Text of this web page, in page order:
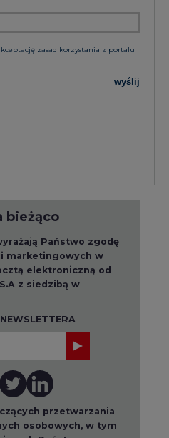
zasad korzystania z portalu
wyślij
bieżąco
Państwo zgodę
marketingowych w
elektroniczną od
z siedzibą w
przetwarzania
osobowych, w tym